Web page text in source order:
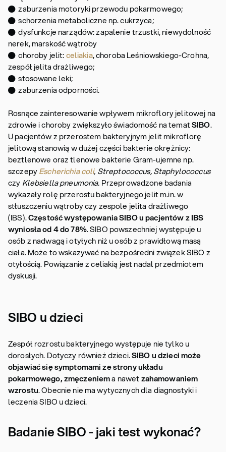
● zaburzenia motoryki przewodu pokarmowego;
● schorzenia metaboliczne np. cukrzyca;
● dysfunkcje narządów: zapalenie trzustki, niewydolność
nerek, marskość wątroby
● choroby jelit:celiakia, choroba Leśniowskiego-Crohna,
zespół jelita drażliwego;
● stosowane leki;
● zaburzenia odporności.
Rosnące zainteresowanie wpływem mikroflory jelitowej na
zdrowie i choroby zwiększyło świadomość na tematSIBO.
U pacjentów z przerostem bakteryjnym jelit mikroflorę
jelitową stanowią w dużej części bakterie okrężnicy:
beztlenowe oraz tlenowe bakterie Gram-ujemne np.
szczepyEscherichia coli, Streptococcus, Staphylococcus
czy Klebsiella pneumonia. Przeprowadzone badania
wykazały rolę przerostu bakteryjnego jelit m.in. w
stłuszczeniu wątroby czy zespole jelita drażliwego
(IBS).Częstość występowania SIBO u pacjentów z IBS
wyniosła od 4 do 78%. SIBO powszechniej występuje u
osób z nadwagą i otyłych niż u osób z prawidłową masą
ciała. Może to wskazywać na bezpośredni związek SIBO z
otyłością. Powiązanie z celiakią jest nadal przedmiotem
dyskusji.
SIBO u dzieci
Zespół rozrostu bakteryjnego występuje nie tylko u
dorosłych. Dotyczy również dzieci.SIBO u dzieci może
objawiać się symptomami ze strony układu
pokarmowego, zmęczeniema nawetzahamowaniem
wzrostu. Obecnie nie ma wytycznych dla diagnostyki i
leczenia SIBO u dzieci.
Badanie SIBO - jaki test wykonać?